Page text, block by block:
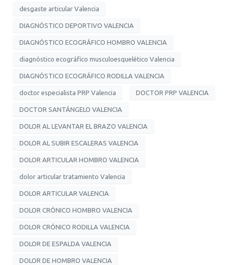
desgaste articular Valencia
DIAGNÓSTICO DEPORTIVO VALENCIA
DIAGNÓSTICO ECOGRÁFICO HOMBRO VALENCIA
diagnóstico ecográfico musculoesquelético Valencia
DIAGNÓSTICO ECOGRÁFICO RODILLA VALENCIA
doctor especialista PRP Valencia DOCTOR PRP VALENCIA
DOCTOR SANTÁNGELO VALENCIA
DOLOR AL LEVANTAR EL BRAZO VALENCIA
DOLOR AL SUBIR ESCALERAS VALENCIA
DOLOR ARTICULAR HOMBRO VALENCIA
dolor articular tratamiento Valencia
DOLOR ARTICULAR VALENCIA
DOLOR CRÓNICO HOMBRO VALENCIA
DOLOR CRÓNICO RODILLA VALENCIA
DOLOR DE ESPALDA VALENCIA
DOLOR DE HOMBRO VALENCIA